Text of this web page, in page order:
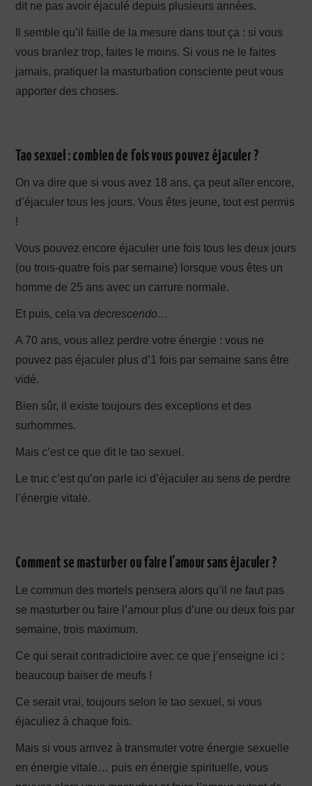
dit ne pas avoir éjaculé depuis plusieurs années.
Il semble qu’il faille de la mesure dans tout ça : si vous
vous branlez trop, faites le moins. Si vous ne le faites
jamais, pratiquer la masturbation consciente peut vous
apporter des choses.
Tao sexuel : combien de fois vous pouvez éjaculer ?
On va dire que si vous avez 18 ans, ça peut aller encore,
d’éjaculer tous les jours. Vous êtes jeune, tout est permis
!
Vous pouvez encore éjaculer une fois tous les deux jours
(ou trois-quatre fois par semaine) lorsque vous êtes un
homme de 25 ans avec un carrure normale.
Et puis, cela vadecrescendo…
A 70 ans, vous allez perdre votre énergie : vous ne
pouvez pas éjaculer plus d’1 fois par semaine sans être
vidé.
Bien sûr, il existe toujours des exceptions et des
surhommes.
Mais c’est ce que dit le tao sexuel.
Le truc c’est qu’on parle ici d’éjaculer au sens de perdre
l’énergie vitale.
Comment se masturber ou faire l’amour sans éjaculer ?
Le commun des mortels pensera alors qu’il ne faut pas
se masturber ou faire l’amour plus d’une ou deux fois par
semaine, trois maximum.
Ce qui serait contradictoire avec ce que j’enseigne ici :
beaucoup baiser de meufs !
Ce serait vrai, toujours selon le tao sexuel, si vous
éjaculiez à chaque fois.
Mais si vous arrivez à transmuter votre énergie sexuelle
en énergie vitale… puis en énergie spirituelle, vous